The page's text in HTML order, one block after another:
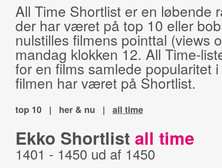
All Time Shortlist er en løbende
der har været på top 10 eller
nulstilles filmens pointtal (views
mandag klokken 12. All Time-
for en films samlede popularitet
filmen har været på Shortlist.
top 10 | her & nu | all time
Ekko Shortlist all time
1401 - 1450 ud af 1450